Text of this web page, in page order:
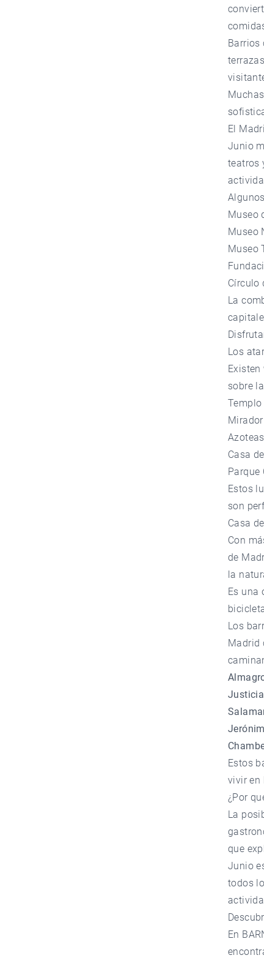
Barrios
El
Junio
teatros
Museo
Museo
Museo
Círculo
La
Los
sobre
Templo
Casa
Parque
Estos
son
Casa
Con
de
la
Es una
Los
Madrid
Justicia
Estos
vivir en
¿Por
La
que
Junio
todos
En